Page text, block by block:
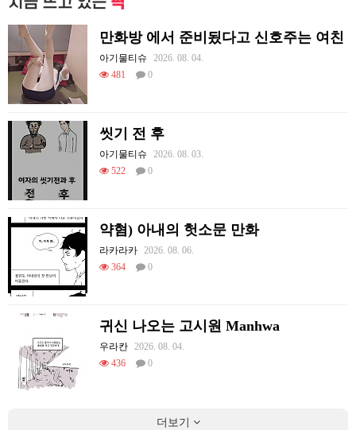
만화방 에서 준비됬다고 신호주는 여친
아기물티슈
2026. 08. 04.
481
0
씻기 전 후
아기물티슈
2026. 08. 03.
522
0
약혐) 아내의 헛소문 만화
라카라카 2026. 08. 06.
364
0
귀신 나오는 고시원 Manhwa
우라칸 2026. 08. 04.
436
0
더보기